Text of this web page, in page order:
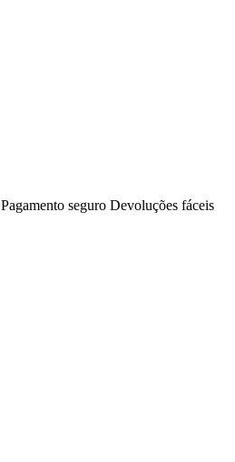
Pagamento seguro Devoluções fáceis